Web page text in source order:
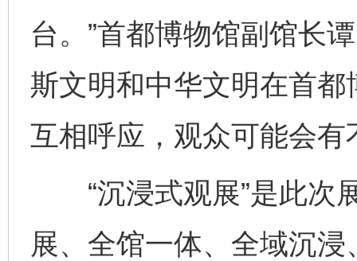
台。”首都博物馆副馆长
斯文明和中华文明在首
互相呼应，观众可能会有
“沉浸式观展”是此次
展、全馆一体、全域沉